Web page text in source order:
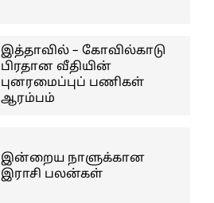
இத்தாவில் – கோவில்காடு
பிரதான வீதியின்
புனரமைப்புப் பணிகள்
ஆரம்பம்
இன்றைய நாளுக்கான
இராசி பலன்கள்